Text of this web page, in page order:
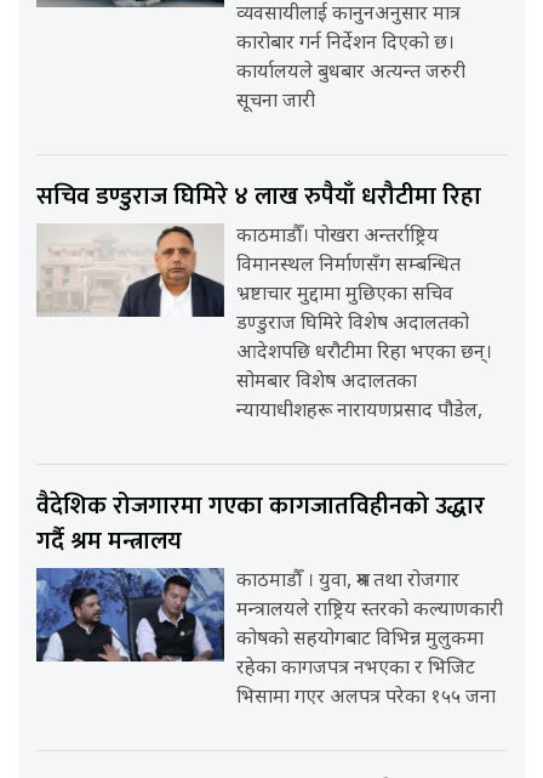
व्यवसायीलाई कानुनअनुसार मात्र
कारोबार गर्न निर्देशन दिएको छ।
कार्यालयले बुधबार अत्यन्त जरुरी
सूचना जारी
सचिव डण्डुराज घिमिरे ४ लाख रुपैयाँ धरौटीमा रिहा
काठमाडौँ। पोखरा अन्तर्राष्ट्रिय
विमानस्थल निर्माणसँग सम्बन्धित
भ्रष्टाचार मुद्दामा मुछिएका सचिव
डण्डुराज घिमिरे विशेष अदालतको
आदेशपछि धरौटीमा रिहा भएका छन्।
सोमबार विशेष अदालतका
न्यायाधीशहरू नारायणप्रसाद पौडेल,
वैदेशिक रोजगारमा गएका कागजातविहीनको उद्धार
गर्दै श्रम मन्त्रालय
काठमाडौँ । युवा, श्रम तथा रोजगार
मन्त्रालयले राष्ट्रिय स्तरको कल्याणकारी
कोषको सहयोगबाट विभिन्न मुलुकमा
रहेका कागजपत्र नभएका र भिजिट
भिसामा गएर अलपत्र परेका १५५ जना